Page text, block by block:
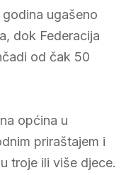
ugašeno
dok Federacija
od čak 50
općina u
priraštajem i
troje ili više djece.